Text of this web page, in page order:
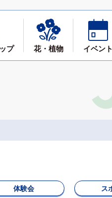
プ 花・植物 イベント
体験会 ス